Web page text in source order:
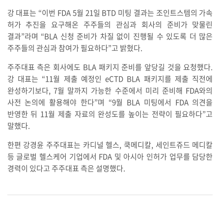
강 대표는 “이번 FDA 5월 21일 BTD 미팅 결과는 조인트스템의 가속
허가 추진을 요구해온 주주들의 관심과 회사의 준비가 맞물린
결과”라며 “BLA 신청 준비가 차질 없이 진행될 수 있도록 더 많은
주주들의 관심과 참여가 필요하다”고 밝혔다.
주주대표 측은 회사에도 BLA 패키지 준비를 앞당길 것을 요청했다.
강 대표는 “11월 제출 예정인 eCTD BLA 패키지를 제출 직전에
완성하기보다, 7월 말까지 가능한 수준에서 미리 준비해 FDA와의
사전 논의에 활용해야 한다”며 “9월 BLA 미팅에서 FDA 의견을
반영한 뒤 11월 제출 자료의 완성도를 높이는 전략이 필요하다”고
말했다.
한편 강경윤 주주대표는 카디널 헬스, 쿡메디칼, 세인트쥬드 메디칼
등 글로벌 헬스케어 기업에서 FDA 및 아시아 인허가 업무를 담당한
경력이 있다고 주주대표 측은 설명했다.